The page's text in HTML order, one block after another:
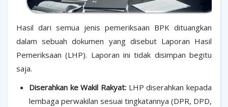
Hasil dari semua jenis pemeriksaan BPK dituangkan
dalam sebuah dokumen yang disebut Laporan Hasil
Pemeriksaan (LHP). Laporan ini tidak disimpan begitu
saja.
Diserahkan ke Wakil Rakyat: LHP diserahkan kepada
lembaga perwakilan sesuai tingkatannya (DPR, DPD,